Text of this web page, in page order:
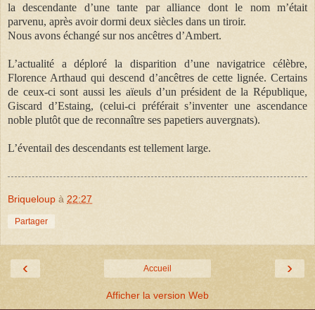
la descendante d’une tante par alliance dont le nom m’était
parvenu, après avoir dormi deux siècles dans un tiroir.
Nous avons échangé sur nos ancêtres d’Ambert.
L’actualité a déploré la disparition d’une navigatrice célèbre,
Florence Arthaud qui descend d’ancêtres de cette lignée. Certains
de ceux-ci sont aussi les aïeuls d’un président de la République,
Giscard d’Estaing, (celui-ci préférait s’inventer une ascendance
noble plutôt que de reconnaître ses papetiers auvergnats).
L’éventail des descendants est tellement large.
Briqueloup à 22:27
Partager
‹ ›
Accueil
Afficher la version Web